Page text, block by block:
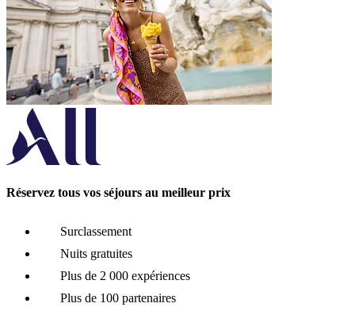
Réservez tous vos séjours au meilleur prix
Surclassement
Nuits gratuites
Plus de 2 000 expériences
Plus de 100 partenaires